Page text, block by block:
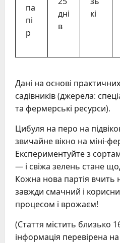
па
пі
р
дні
в
кі
Дані на основі
садівників (джерела:
та фермерські ресурси).
Цибуля на перо на
звичайне вікно на міні-
Експериментуйте з
— і свіжа зелень стане
Кожна нова партія вчить
завжди смачний і
процесом і врожаєм!
(Стаття містить близько
інформація перевірена на